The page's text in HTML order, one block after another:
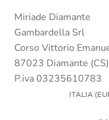
Miriade Diamante
Gambardella Srl
Corso Vittorio
87023 Diamante (CS)
P.iva 03235610783
Paese/
ITALIA